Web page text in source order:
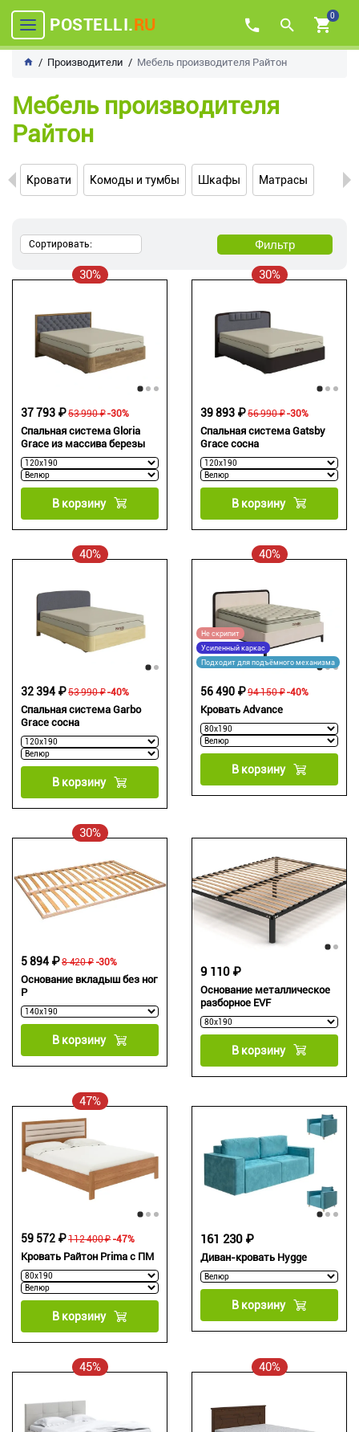
POSTELLI.RU 0
Производители Мебель производителя Райтон
Мебель производителя
Райтон
Кровати Комоды и тумбы Шкафы Матрасы
Сортировать: Фильтр
30%
Спальная система Gloria
Grace из массива березы
53 990 ₽
37 793 ₽ -30%
В корзину
30%
Спальная система Gatsby
Grace сосна
56 990 ₽
39 893 ₽ -30%
В корзину
40%
Спальная система Garbo
Grace сосна
53 990 ₽
32 394 ₽ -40%
В корзину
40%
Не скрипит
Усиленный каркас
Подходит для подъёмного механизма
Кровать Advance
94 150 ₽
56 490 ₽ -40%
В корзину
30%
Основание вкладыш без ног
P
8 420 ₽
5 894 ₽ -30%
В корзину
Основание металлическое
разборное EVF
9 110 ₽
В корзину
47%
Кровать Райтон Prima с ПМ
112 400 ₽
59 572 ₽ -47%
В корзину
Диван-кровать Hygge
161 230 ₽
В корзину
45% 40%